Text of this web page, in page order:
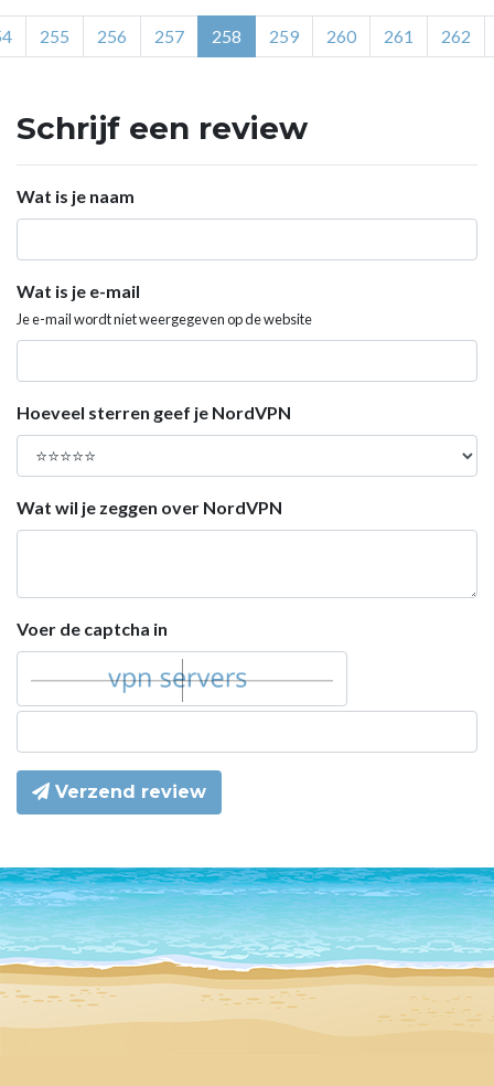
255 256 257 258 259 260 261 262
Schrijf een review
Wat is je naam
Wat is je e-mail
Je e-mail wordt niet weergegeven op de website
Hoeveel sterren geef je NordVPN
Wat wil je zeggen over NordVPN
Voer de captcha in
Verzend review